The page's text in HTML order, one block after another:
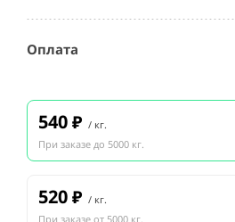
Оплата
540₽ / кг.
При заказе до 5000 кг.
520₽ / кг.
При заказе от 5000 кг.